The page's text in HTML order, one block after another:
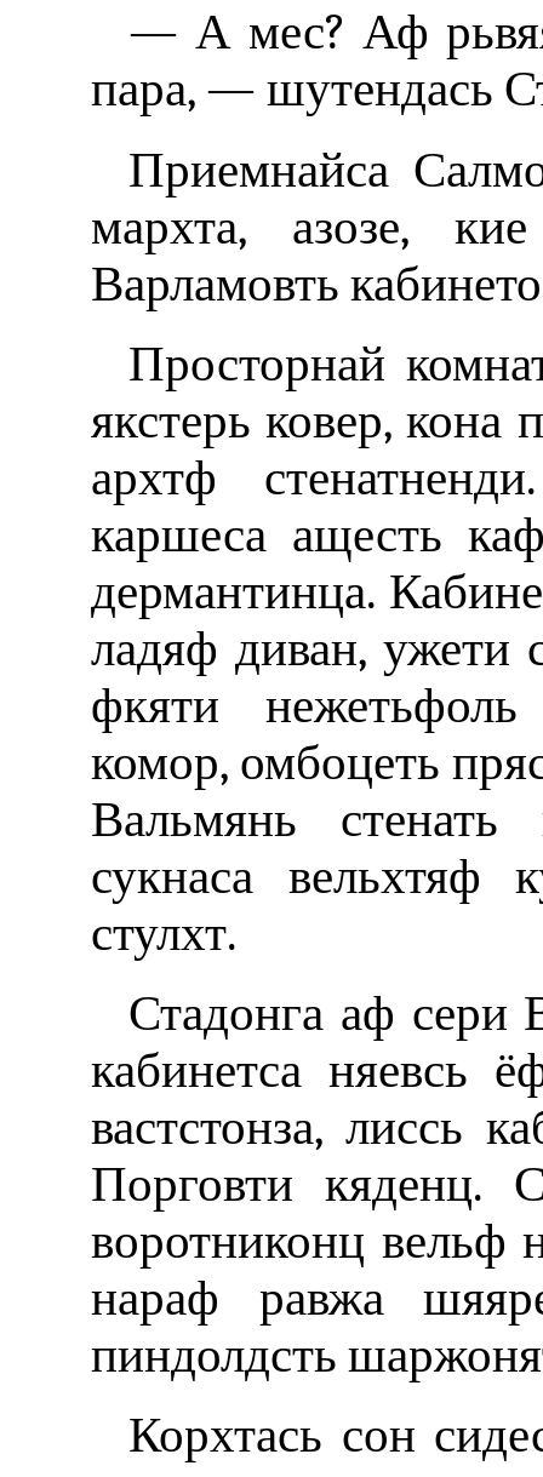
— А мес? Аф
пара, — шутендась
Приемнайса
мархта, азозе,
Варламовть
Просторнай
якстерь ковер, кона
архтф
каршеса ащесть
дермантинца.
ладяф диван, ужети
фкяти
комор, омбоцеть
Вальмянь
сукнаса вельхтяф
стулхт.
Стадонга аф сери
кабинетса няевсь
вастстонза, лиссь
Порговти кяденц.
воротниконц вельф
нараф равжа
пиндолдсть
Корхтась сон